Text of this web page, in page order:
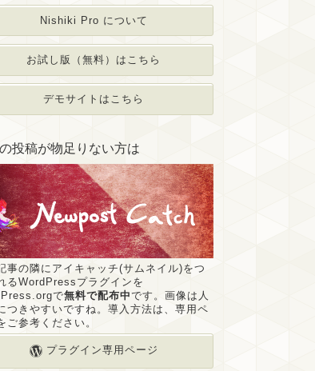
Nishiki Pro について
お試し版（無料）はこちら
デモサイトはこちら
投稿が物足りない方は
事の隣にアイキャッチ(サムネイル)をつ
るWordPressプラグインを
で無料で配布中です。画像は人
つきやすいですね。導入方法は、専用ペ
ご参考ください。
プラグイン専用ページ